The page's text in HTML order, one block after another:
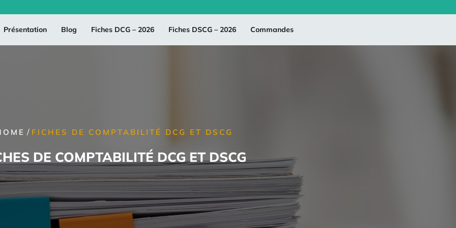
Présentation Blog Fiches DCG – 2026 Fiches DSCG – 2026 Commandes
/ FICHES DE COMPTABILITÉ DCG ET DSCG
DE COMPTABILITÉ DCG ET DSCG